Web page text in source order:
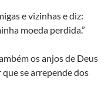
e vizinhas e diz:
moeda perdida.”
os anjos de Deus
se arrepende dos